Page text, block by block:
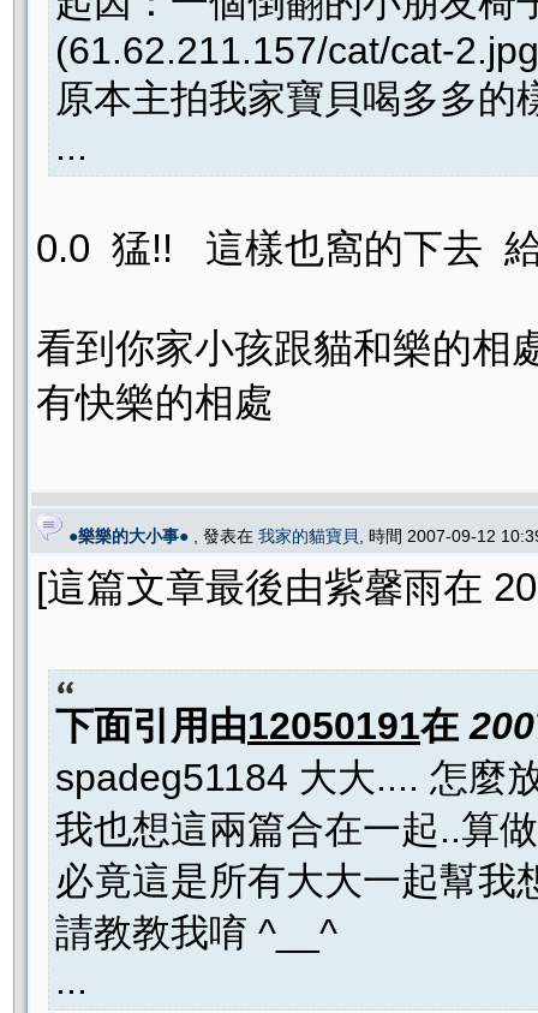
(61.62.211.157/cat/cat-
原本主拍我家寶貝喝多多
...
0.0 猛!! 這樣也窩的下去
看到你家小孩跟貓和樂的
有快樂的相處
●樂樂的大小事● , 發表在 我家的貓寶貝 , 時間 2007-09-12
[這篇文章最後由紫馨雨在
下面引用由12050191在
spadeg51184 大大.... 怎麼
我也想這兩篇合在一起..算
必竟這是所有大大一起幫我
請教教我唷 ^__^
...